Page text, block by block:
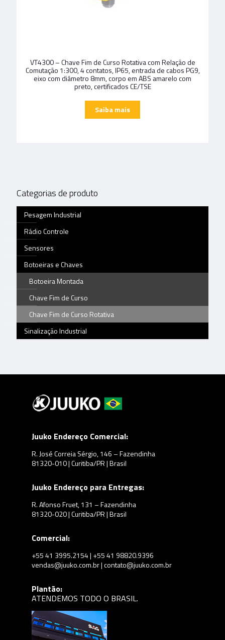
VT4300 – Chave Fim de Curso Rotativa com Relação de
Comutação 1:300, 4 contatos, IP65, entrada de cabos PG9,
eixo com diâmetro 8mm, corpo em ABS amarelo com
preto, certificados CE/TSE
Categorias de produto
Pesagem Industrial
Rádio Controle
Sensores
Botoeiras e Chaves
Botoeira Montada
Chave Fim de Curso
Chave Fim de Curso Rotativa
Sinalização Industrial
Juuko Endereço Comercial:
R. José Correia Sérgio, 146 – Fazendinha
81320-010 | Curitiba/PR | Brasil
Juuko Endereço para Entregas:
R. Afonso Fruet, 131 – Fazendinha
81320-020 | Curitiba/PR | Brasil
Comercial:
+55 41 3995.2154 | +55 41 98820.9396
vendas@juuko.com.br | contato@juuko.com.br
Plantão:
ATENDEMOS TODO O BRASIL.